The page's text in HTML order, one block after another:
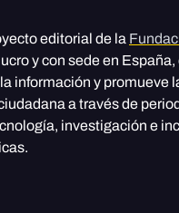
editorial de la
y con sede en
información y promueve
a través de
investigación e